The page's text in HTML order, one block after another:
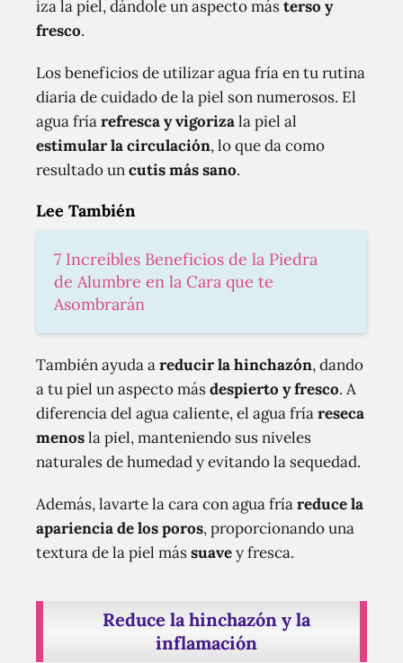
iza la piel, dándole un aspecto másterso y
fresco.
Los beneficios de utilizar agua fría en tu rutina
diaria de cuidado de la piel son numerosos. El
agua fríarefresca y vigorizala piel al
estimular la circulación, lo que da como
resultado uncutis más sano.
Lee También
7 Increíbles Beneficios de la Piedra
de Alumbre en la Cara que te
Asombrarán
También ayuda areducir la hinchazón, dando
a tu piel un aspecto másdespierto y fresco. A
diferencia del agua caliente, el agua fríareseca
menosla piel, manteniendo sus niveles
naturales de humedad y evitando la sequedad.
Además, lavarte la cara con agua fríareduce la
apariencia de los poros, proporcionando una
textura de la piel mássuavey fresca.
Reduce la hinchazón y la
inflamación